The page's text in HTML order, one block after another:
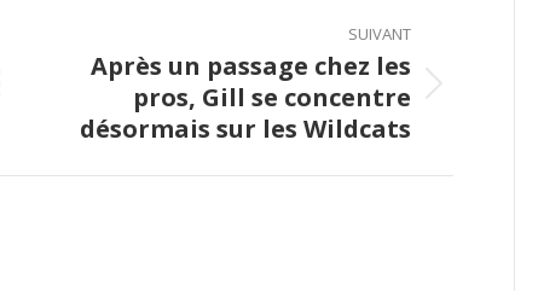
SUIVANT
post:
Après un passage chez les
pros, Gill se concentre
désormais sur les Wildcats